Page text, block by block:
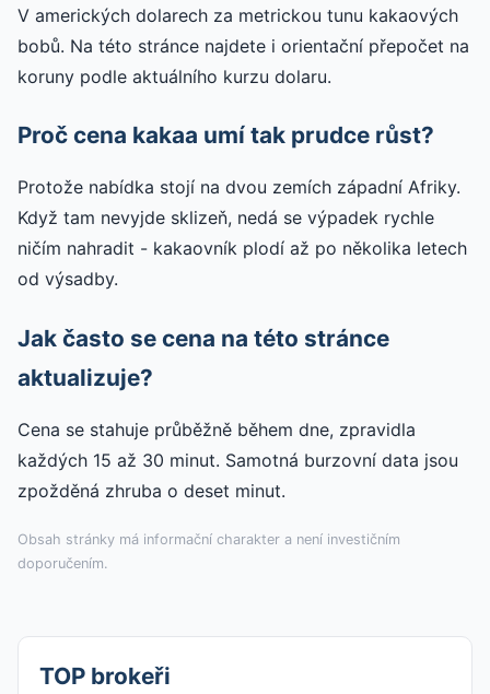
V amerických dolarech za metrickou tunu kakaových
bobů. Na této stránce najdete i orientační přepočet na
koruny podle aktuálního kurzu dolaru.
Proč cena kakaa umí tak prudce růst?
Protože nabídka stojí na dvou zemích západní Afriky.
Když tam nevyjde sklizeň, nedá se výpadek rychle
ničím nahradit - kakaovník plodí až po několika letech
od výsadby.
Jak často se cena na této stránce
aktualizuje?
Cena se stahuje průběžně během dne, zpravidla
každých 15 až 30 minut. Samotná burzovní data jsou
zpožděná zhruba o deset minut.
Obsah stránky má informační charakter a není investičním
doporučením.
TOP brokeři